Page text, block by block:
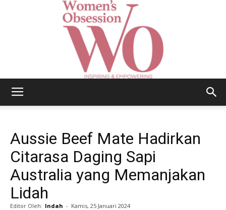
Obsession
Aussie Beef Mate Hadirkan
Citarasa Daging Sapi
Australia yang Memanjakan
Lidah
Editor Oleh: Indah - Kamis, 25 Januari 2024